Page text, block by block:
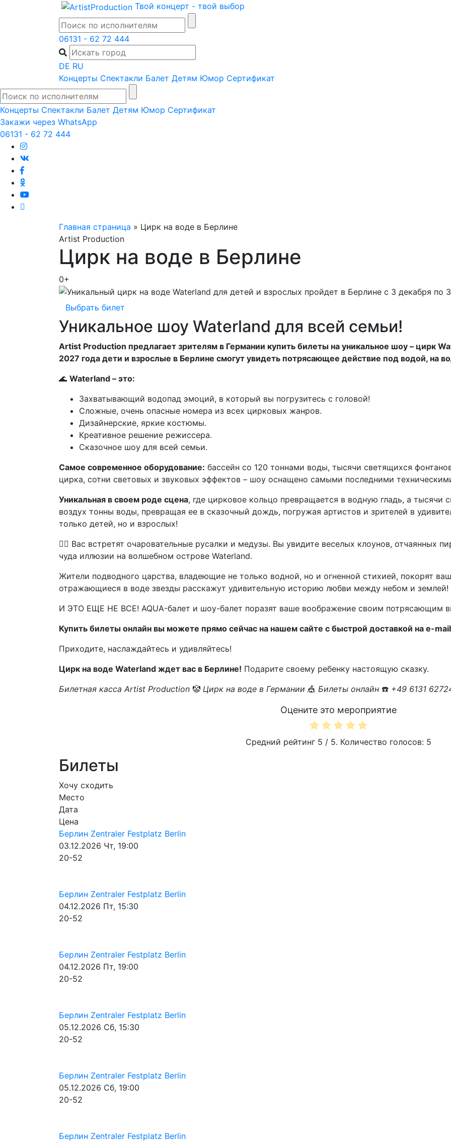
Твой концерт - твой выбор
06131 - 62 72 444
DE RU
Концерты Спектакли Балет Детям Юмор Сертификат
Концерты Спектакли Балет Детям Юмор Сертификат
Закажи через WhatsApp
06131 - 62 72 444
Главная страница » Цирк на воде в Берлине
Artist Production
Цирк на воде в Берлине
0+
Выбрать билет
Уникальное шоу Waterland для всей семьи!
Artist Production предлагает зрителям в Германии купить билеты на уникальное шоу – цирк
2027 года дети и взрослые в Берлине смогут увидеть потрясающее действие под водой, на
🌊 Waterland – это:
Захватывающий водопад эмоций, в который вы погрузитесь с головой!
Сложные, очень опасные номера из всех цирковых жанров.
Дизайнерские, яркие костюмы.
Креативное решение режиссера.
Сказочное шоу для всей семьи.
Самое современное оборудование: бассейн со 120 тоннами воды, тысячи светящихся
цирка, сотни световых и звуковых эффектов – шоу оснащено самыми последними
Уникальная в своем роде сцена, где цирковое кольцо превращается в водную гладь, а тысячи
воздух тонны воды, превращая ее в сказочный дождь, погружая артистов и зрителей в
только детей, но и взрослых!
🧜‍♀️ Вас встретят очаровательные русалки и медузы. Вы увидите веселых клоунов, отчаянных
чуда иллюзии на волшебном острове Waterland.
Жители подводного царства, владеющие не только водной, но и огненной стихией, покорят
отражающиеся в воде звезды расскажут удивительную историю любви между небом и землей!
И ЭТО ЕЩЕ НЕ ВСЕ! AQUA-балет и шоу-балет поразят ваше воображение своим потрясающим
Купить билеты онлайн вы можете прямо сейчас на нашем сайте с быстрой доставкой на e-
Приходите, наслаждайтесь и удивляйтесь!
Цирк на воде Waterland ждет вас в Берлине! Подарите своему ребенку настоящую сказку.
Билетная касса Artist Production 🤡 Цирк на воде в Германии 🎪 Билеты онлайн ☎️ +49 6131
Оцените это мероприятие
Средний рейтинг 5 / 5. Количество голосов: 5
Билеты
Хочу сходить
Место
Дата
Цена
Берлин Zentraler Festplatz Berlin
03.12.2026 Чт, 19:00
20-52
Берлин Zentraler Festplatz Berlin
04.12.2026 Пт, 15:30
20-52
Берлин Zentraler Festplatz Berlin
04.12.2026 Пт, 19:00
20-52
Берлин Zentraler Festplatz Berlin
05.12.2026 Сб, 15:30
20-52
Берлин Zentraler Festplatz Berlin
05.12.2026 Сб, 19:00
20-52
Берлин Zentraler Festplatz Berlin